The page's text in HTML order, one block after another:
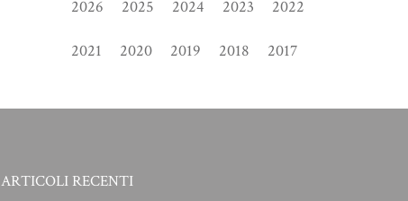
2026 2025 2024 2023 2022
2021 2020 2019 2018 2017
ARTICOLI RECENTI